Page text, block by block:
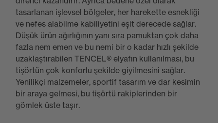
tasarlanan işlevsel bölgeler, her harekette esnekliği
ve nefes alabilme kabiliyetini eşit derecede sağlar.
Düşük ürün ağırlığının yanı sıra pamuktan çok daha
fazla nem emen ve bu nemi bir o kadar hızlı şekilde
uzaklaştırabilen TENCEL® elyafın kullanılması, bu
tişörtün çok konforlu şekilde giyilmesini sağlar.
Yenilikçi malzemeler, sportif tasarım ve dar kesimin
bir araya gelmesi, bu tişörtü rakiplerinden bir
gömlek üste taşır.